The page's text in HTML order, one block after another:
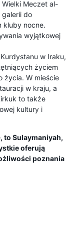
Meczet al-
galerii do
kluby nocne.
wyjątkowej
w Iraku,
życiem
życia. W mieście
w kraju, a
to także
kultury i
to Sulaymaniyah,
oferują
poznania